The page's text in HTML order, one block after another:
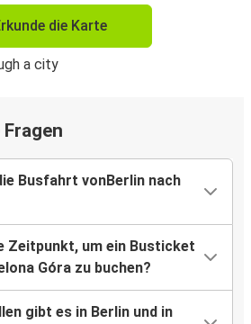
die Karte
Busfahrt vonBerlin nach
Zeitpunkt, um ein Busticket
Góra zu buchen?
gibt es in Berlin und in